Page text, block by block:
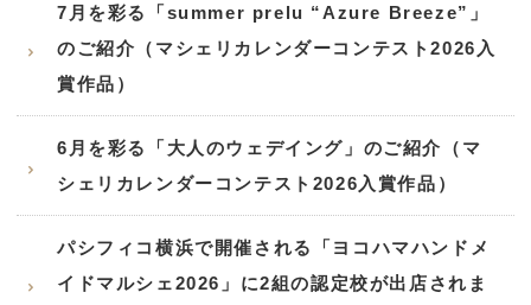
7月を彩る「summer prelu “Azure Breeze”」
のご紹介（マシェリカレンダーコンテスト2026入
賞作品）
6月を彩る「大人のウェデイング」のご紹介（マ
シェリカレンダーコンテスト2026入賞作品）
パシフィコ横浜で開催される「ヨコハマハンドメ
イドマルシェ2026」に2組の認定校が出店されま